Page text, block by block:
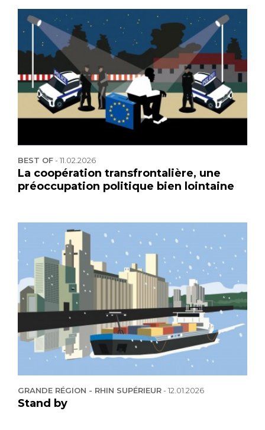
BEST OF-11.02.2026
La coopération transfrontalière, une
préoccupation politique bien lointaine
GRANDE RÉGION - RHIN SUPÉRIEUR-12.01.2026
Stand by